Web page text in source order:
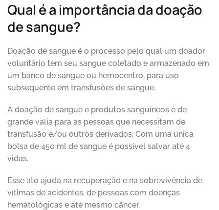
Qual é a importância da doação
de sangue?
Doação de sangue é o processo pelo qual um doador
voluntário tem seu sangue coletado e armazenado em
um banco de sangue ou hemocentro, para uso
subsequente em transfusões de sangue.
A doação de sangue e produtos sanguíneos é de
grande valia para as pessoas que necessitam de
transfusão e/ou outros derivados. Com uma única
bolsa de 450 ml de sangue é possível salvar até 4
vidas.
Esse ato ajuda na recuperação e na sobrevivência de
vítimas de acidentes, de pessoas com doenças
hematológicas e até mesmo câncer.